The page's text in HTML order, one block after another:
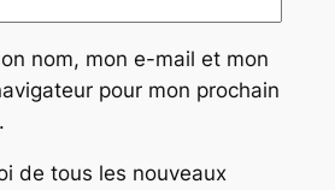
nom, mon e-mail et mon
pour mon prochain
de tous les nouveaux